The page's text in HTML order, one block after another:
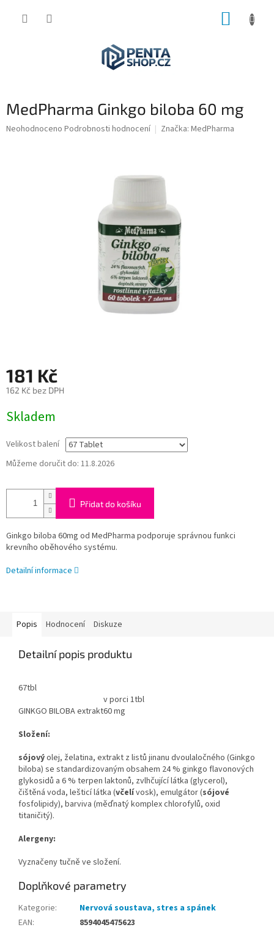
MedPharma Ginkgo biloba 60 mg
Průměrné
Neohodnoceno Podrobnosti hodnocení Značka: MedPharma
181 Kč
162 Kč bez DPH
cena:
Skladem
Velikost balení
Můžeme doručit do: 11.8.2026
Přidat do košíku
Ginkgo biloba 60mg od MedPharma podporuje správnou funkci
krevního oběhového systému.
Detailní informace
Popis Hodnocení Diskuze
Detailní popis produktu
67tbl
v porci 1tbl
GINKGO BILOBA extrakt60 mg
Složení:
sójovýolej, želatina, extrakt z listů jinanu dvoulaločného (Ginkgo
biloba) se standardizovaným obsahem 24 % ginkgo flavonových
glykosidů a 6 % terpen laktonů, zvlhčující látka (glycerol),
čištěná voda, lešticí látka (včelívosk), emulgátor (sójové
fosfolipidy), barviva (měďnatý komplex chlorofylů, oxid
titaničitý).
Alergeny:
Vyznačeny tučně ve složení.
Doplňkové parametry
Kategorie:
Nervová soustava, stres a spánek
EAN:
8594045475623